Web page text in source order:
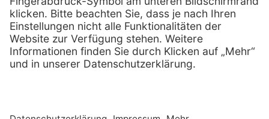
Zertifikat Rechtliches
AGB
Impressum
Datenschutz